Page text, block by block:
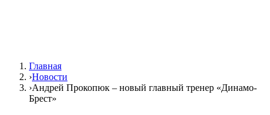
Главная
›Новости
›Андрей Прокопюк – новый главный тренер «Динамо-
Брест»